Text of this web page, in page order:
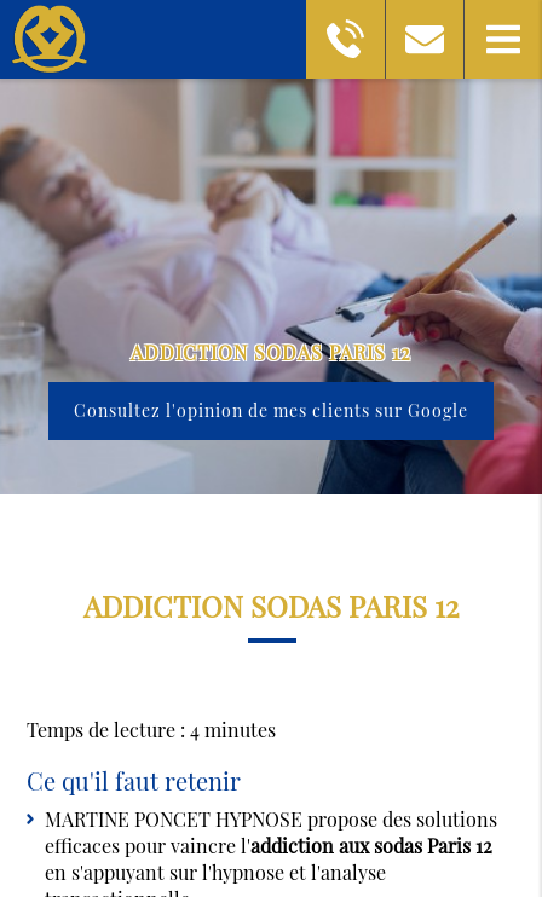
ADDICTION SODAS PARIS 12
Consultez l'opinion de mes clients sur Google
ADDICTION SODAS PARIS 12
Temps de lecture : 4 minutes
Ce qu'il faut retenir
MARTINE PONCET HYPNOSE propose des solutions
efficaces pour vaincre l'addiction aux sodas Paris 12
en s'appuyant sur l'hypnose et l'analyse